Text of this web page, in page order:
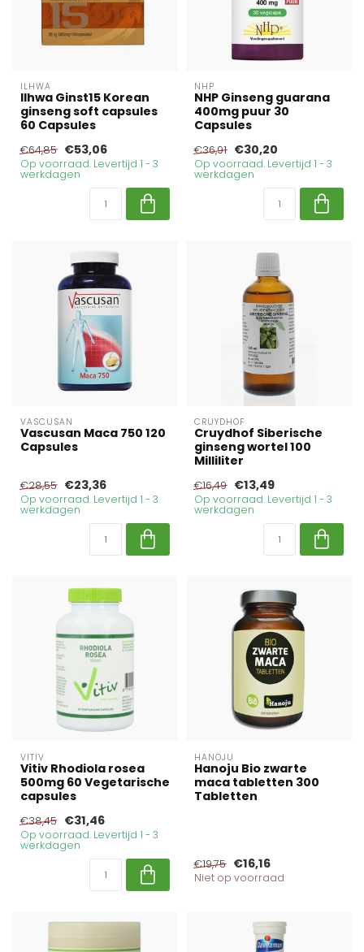
ILHWA
Ilhwa Ginst15 Korean
ginseng soft capsules
60 Capsules
€64,85 €53,06
Op voorraad. Levertijd 1 - 3
werkdagen
NHP
NHP Ginseng guarana
400mg puur 30
Capsules
€36,91 €30,20
Op voorraad. Levertijd 1 - 3
werkdagen
VASCUSAN
Vascusan Maca 750 120
Capsules
€28,55 €23,36
Op voorraad. Levertijd 1 - 3
werkdagen
CRUYDHOF
Cruydhof Siberische
ginseng wortel 100
Milliliter
€16,49 €13,49
Op voorraad. Levertijd 1 - 3
werkdagen
VITIV
Vitiv Rhodiola rosea
500mg 60 Vegetarische
capsules
€38,45 €31,46
Op voorraad. Levertijd 1 - 3
werkdagen
HANOJU
Hanoju Bio zwarte
maca tabletten 300
Tabletten
€19,75 €16,16
Niet op voorraad